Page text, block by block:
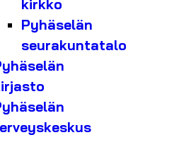
kirkko
Pyhäselän
seurakuntatalo